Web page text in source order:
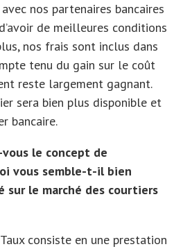
nos partenaires bancaires
de meilleures conditions
nos frais sont inclus dans
tenu du gain sur le coût
reste largement gagnant.
sera bien plus disponible et
bancaire.
le concept de
vous semble-t-il bien
le marché des courtiers
consiste en une prestation